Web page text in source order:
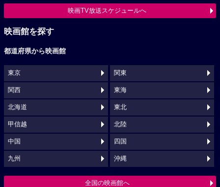
映画TV放送スケジュールへ
映画館を探す
都道府県から映画館
東京 関東
関西 東海
北海道 東北
甲信越 北陸
中国 四国
九州 沖縄
全国の映画館へ